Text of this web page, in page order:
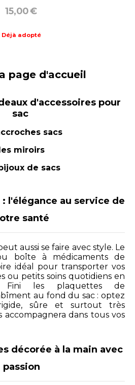
15,00€
Déjà adopté
page d'accueil
d'accessoires pour
sac
sacs
miroirs
de sacs
l'élégance au service de
santé
aussi se faire avec style. Le
boîte à médicaments de
idéal pour transporter vos
ou petits soins quotidiens en
Fini les plaquettes de
au fond du sac : optez
sûre et surtout très
dans tous vos
décorée à la main avec
passion